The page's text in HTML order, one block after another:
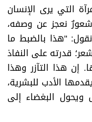
التي يرى الإنسان
شعورٌ نعجز عن وصفه،
"هذا بالضبط ما
قدرته على النفاذ
إن هذا التآزر وهذا
الأدب للبشرية،
ويحول البغضاء إلى